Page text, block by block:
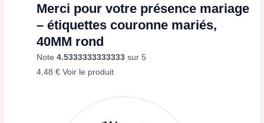
Merci pour votre présence mariage
– étiquettes couronne mariés,
40MM rond
Note4.5333333333333 sur 5
4,48€ Voir le produit